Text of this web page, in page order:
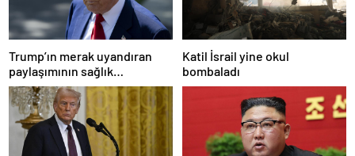
Trump’ın merak uyandıran
paylaşımının sağlık
sistemiyle ilgili kararname
olduğu anlaşıldı
Katil İsrail yine okul
bombaladı